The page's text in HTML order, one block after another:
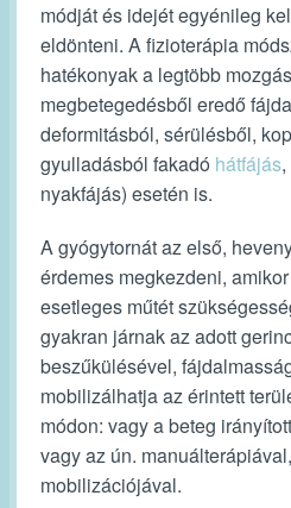
módját és idejét egyénileg
eldönteni. A fizioterápia
hatékonyak a legtöbb
megbetegedésből eredő
deformitásból, sérülésből,
gyulladásból fakadó hátfájás,
nyakfájás) esetén is.
A gyógytornát az első,
érdemes megkezdeni,
esetleges műtét
gyakran járnak az adott
beszűkülésével,
mobilizálhatja az érintett
módon: vagy a beteg
vagy az ún.
mobilizációjával.